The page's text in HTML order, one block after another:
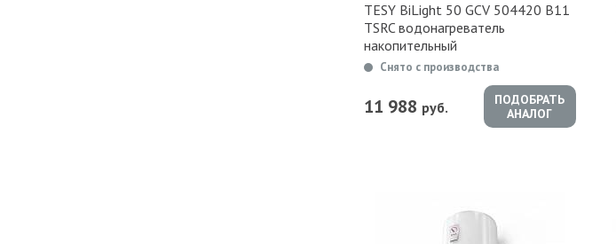
TESY BiLight 50 GCV 504420 B11
TSRC водонагреватель
накопительный
Снято с производства
11 988 руб.
ПОДОБРАТЬ
АНАЛОГ